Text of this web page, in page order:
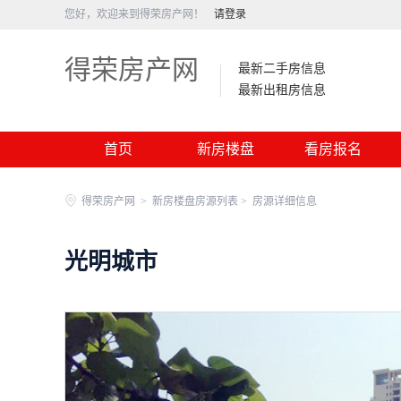
您好，欢迎来到得荣房产网！ 请登录
得荣房产网
最新二手房信息
最新出租房信息
首页 新房楼盘 看房报名
得荣房产网 > 新房楼盘房源列表 > 房源详细信息
光明城市